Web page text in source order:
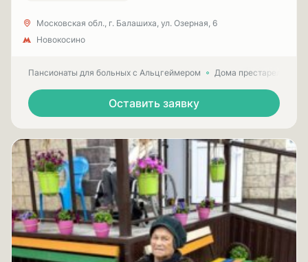
Московская обл., г. Балашиха, ул. Озерная, 6
Новокосино
Пансионаты для больных с Альцгеймером Дома престарелых
Оставить заявку